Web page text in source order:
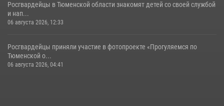
Росгвардейцы в Тюменской области знакомят детей со своей службой
и нап...
06 августа 2026, 12:33
Росгвардейцы приняли участие в фотопроекте «Прогуляемся по
Тюменской о...
06 августа 2026, 04:41